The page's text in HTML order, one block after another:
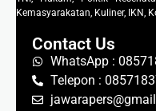
Kemasyarakatan, Kuliner, IKN,
Contact Us
WhatsApp :
Telepon :